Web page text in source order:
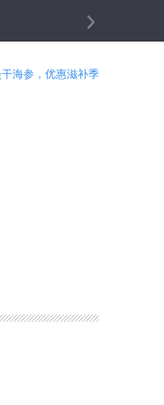
新增资金加仓一板块
海参，优惠滋补季